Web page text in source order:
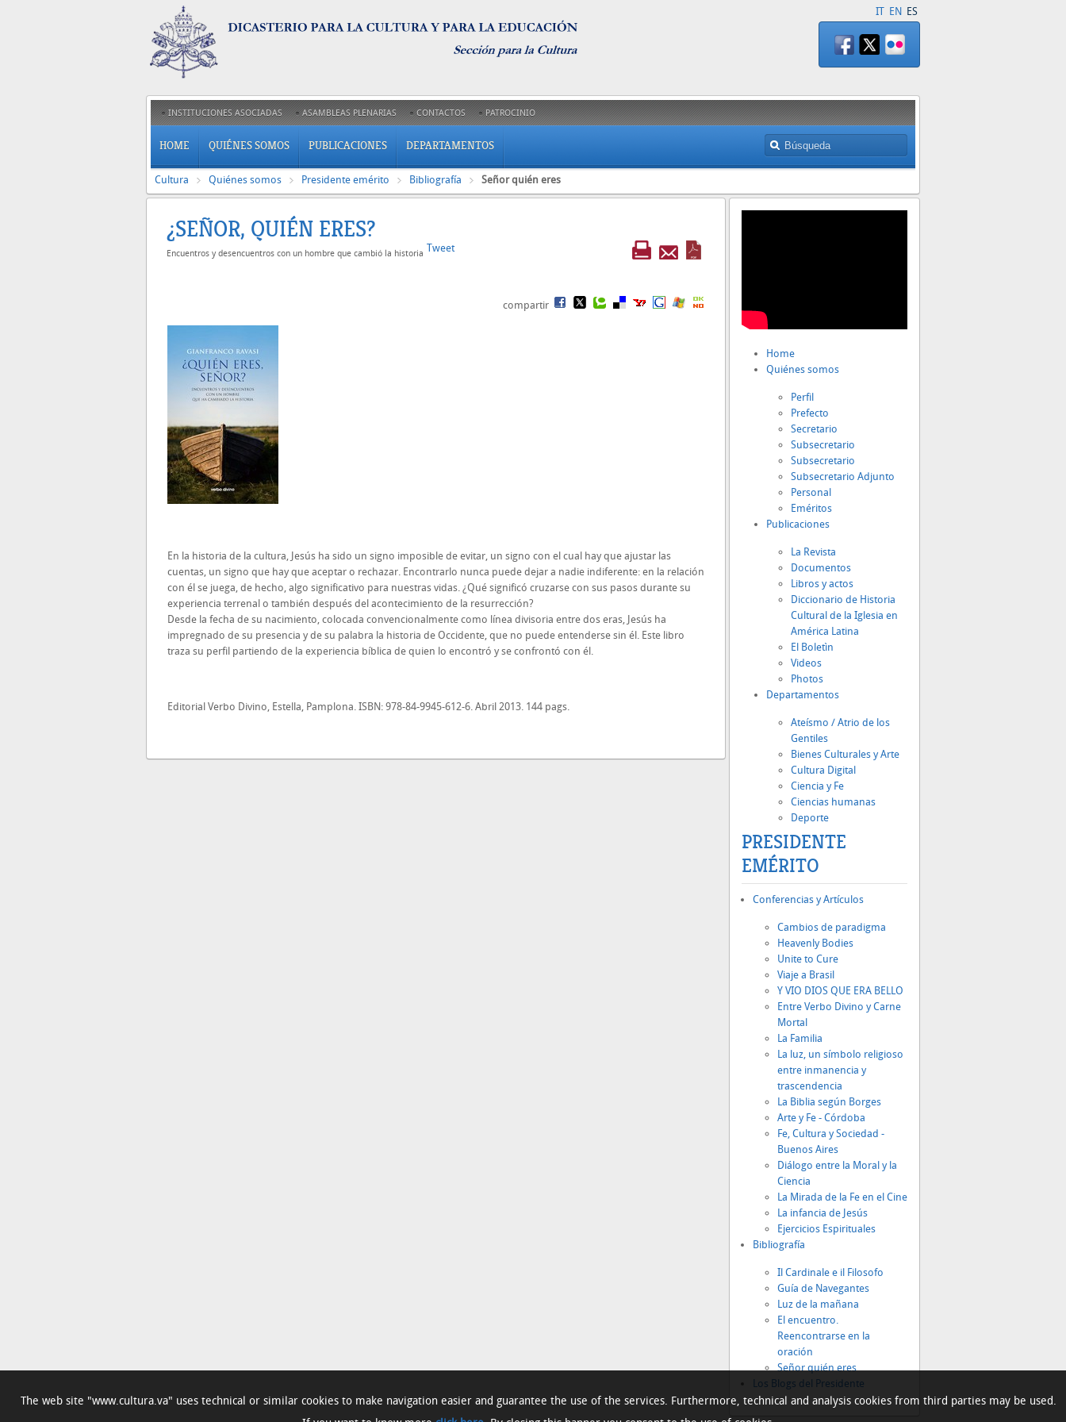
IT EN ES
INSTITUCIONES ASOCIADAS ASAMBLEAS PLENARIAS CONTACTOS PATROCINIO
HOME QUIÉNES SOMOS PUBLICACIONES DEPARTAMENTOS
Cultura Quiénes somos Presidente emérito Bibliografía Señor quién eres
¿SEÑOR, QUIÉN ERES?
Encuentros y desencuentros con un hombre que cambió la historia Tweet
compartir
En la historia de la cultura, Jesús ha sido un signo imposible de evitar, un signo con el cual hay que ajustar las
cuentas, un signo que hay que aceptar o rechazar. Encontrarlo nunca puede dejar a nadie indiferente: en la relación
con él se juega, de hecho, algo significativo para nuestras vidas. ¿Qué significó cruzarse con sus pasos durante su
experiencia terrenal o también después del acontecimiento de la resurrección?
Desde la fecha de su nacimiento, colocada convencionalmente como línea divisoria entre dos eras, Jesús ha
impregnado de su presencia y de su palabra la historia de Occidente, que no puede entenderse sin él. Este libro
traza su perfil partiendo de la experiencia bíblica de quien lo encontró y se confrontó con él.
Editorial Verbo Divino, Estella, Pamplona. ISBN: 978-84-9945-612-6. Abril 2013. 144 pags.
Home
Quiénes somos
Perfil
Prefecto
Secretario
Subsecretario
Subsecretario
Subsecretario Adjunto
Personal
Eméritos
Publicaciones
La Revista
Documentos
Libros y actos
Diccionario de Historia
Cultural de la Iglesia en
América Latina
El Boletìn
Videos
Photos
Departamentos
Ateísmo / Atrio de los
Gentiles
Bienes Culturales y Arte
Cultura Digital
Ciencia y Fe
Ciencias humanas
Deporte
PRESIDENTE
EMÉRITO
Conferencias y Artículos
Cambios de paradigma
Heavenly Bodies
Unite to Cure
Viaje a Brasil
Y VIO DIOS QUE ERA BELLO
Entre Verbo Divino y Carne
Mortal
La Familia
La luz, un símbolo religioso
entre inmanencia y
trascendencia
La Biblia según Borges
Arte y Fe - Córdoba
Fe, Cultura y Sociedad -
Buenos Aires
Diálogo entre la Moral y la
Ciencia
La Mirada de la Fe en el Cine
La infancia de Jesús
Ejercicios Espirituales
Bibliografía
Il Cardinale e il Filosofo
Guía de Navegantes
Luz de la mañana
El encuentro.
Reencontrarse en la
oración
Señor quién eres
Los Blogs del Presidente
The web site "www.cultura.va" uses technical or similar cookies to make navigation easier and guarantee the use of the services. Furthermore, technical and analysis cookies from third parties may be used.